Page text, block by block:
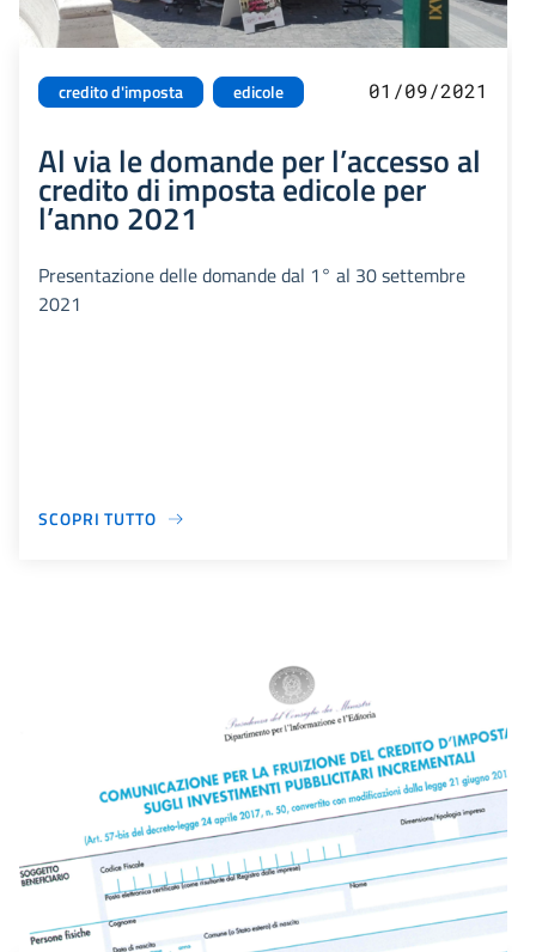
credito d'imposta edicole 01/09/2021
Al via le domande per l’accesso al
credito di imposta edicole per
l’anno 2021
Presentazione delle domande dal 1° al 30 settembre
2021
SCOPRI TUTTO